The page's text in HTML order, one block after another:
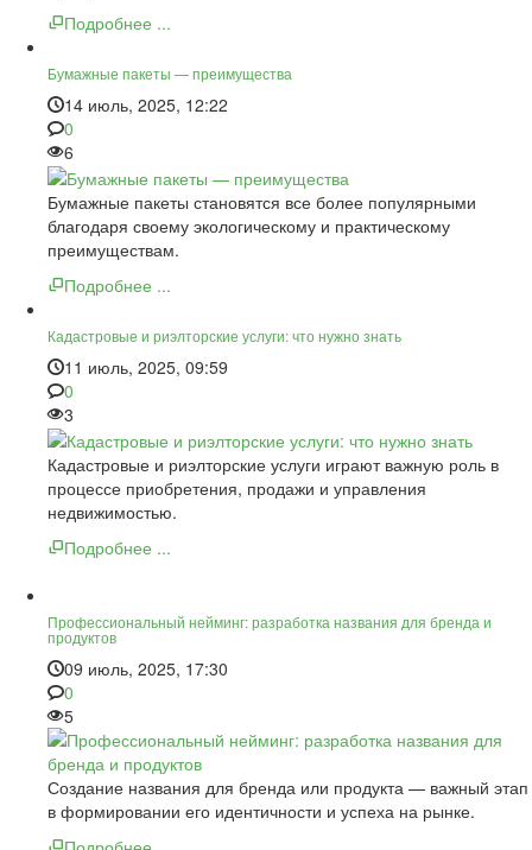
Подробнее ...
Бумажные пакеты — преимущества
14 июль, 2025, 12:22
0
6
Бумажные пакеты становятся все более популярными
благодаря своему экологическому и практическому
преимуществам.
Подробнее ...
Кадастровые и риэлторские услуги: что нужно знать
11 июль, 2025, 09:59
0
3
Кадастровые и риэлторские услуги играют важную роль в
процессе приобретения, продажи и управления
недвижимостью.
Подробнее ...
Профессиональный нейминг: разработка названия для бренда и
продуктов
09 июль, 2025, 17:30
0
5
Создание названия для бренда или продукта — важный этап
в формировании его идентичности и успеха на рынке.